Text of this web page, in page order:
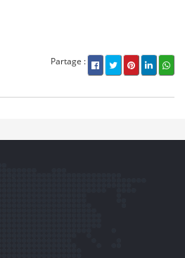
Partage :